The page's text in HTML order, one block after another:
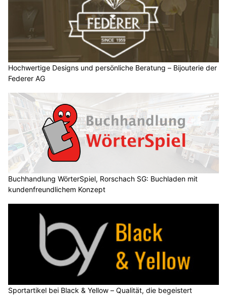
Hochwertige Designs und persönliche Beratung – Bijouterie der
Federer AG
Buchhandlung WörterSpiel, Rorschach SG: Buchladen mit
kundenfreundlichem Konzept
Sportartikel bei Black & Yellow – Qualität, die begeistert